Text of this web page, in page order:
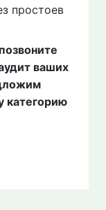
простоев
ваших
категорию